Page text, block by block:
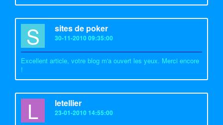
S sites de poker
30-11-2010 09:35:00
Excellent article, votre blog m'a ouvert les yeux. Merci encore
!
L letellier
23-01-2010 14:55:00